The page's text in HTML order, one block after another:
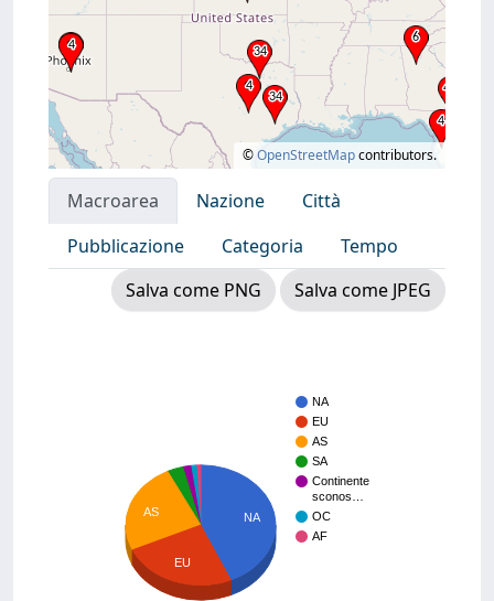
©OpenStreetMapcontributors.
Macroarea Nazione
Città
Pubblicazione
Categoria
Tempo
Salva come PNG
Salva come JPEG
NA
EU
AS
SA
Continente
sconos…
OC
AF
NA
AS
EU